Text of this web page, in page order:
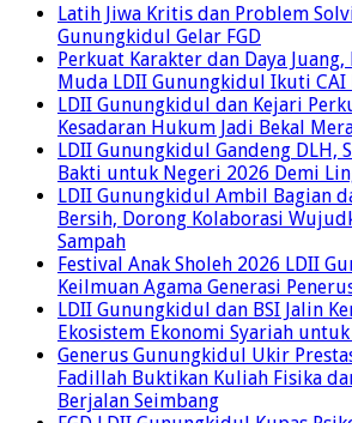
Latih Jiwa Kritis dan Problem
Gunungkidul Gelar FGD
Perkuat Karakter dan Daya Juang,
Muda LDII Gunungkidul Ikuti CAI
LDII Gunungkidul dan Kejari
Kesadaran Hukum Jadi Bekal
LDII Gunungkidul Gandeng DLH,
Bakti untuk Negeri 2026 Demi
LDII Gunungkidul Ambil Bagian
Bersih, Dorong Kolaborasi
Sampah
Festival Anak Sholeh 2026 LDII
Keilmuan Agama Generasi
LDII Gunungkidul dan BSI Jalin
Ekosistem Ekonomi Syariah
Generus Gunungkidul Ukir
Fadillah Buktikan Kuliah Fisika
Berjalan Seimbang